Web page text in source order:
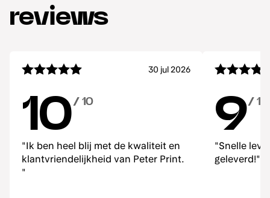
reviews
30 jul 2026
10/ 10
"Ik ben heel blij met de kwaliteit en
klantvriendelijkheid van Peter Print.
"
9/ 10
"Snelle
geleverd!"